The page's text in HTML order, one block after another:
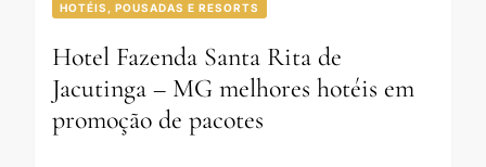
HOTÉIS, POUSADAS E RESORTS
Hotel Fazenda Santa Rita de
Jacutinga – MG melhores hotéis em
promoção de pacotes